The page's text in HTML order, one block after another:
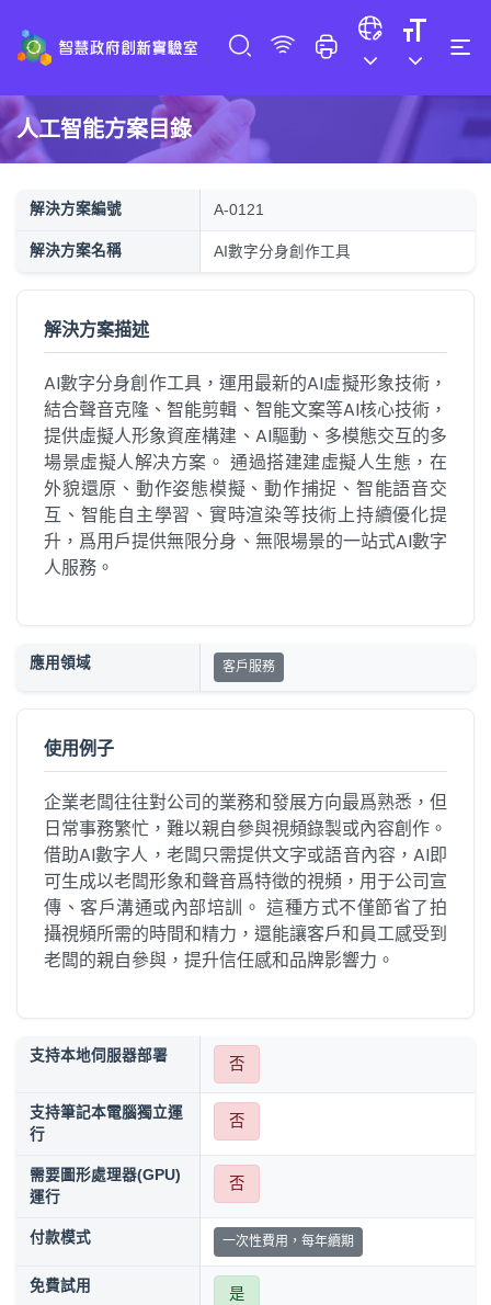
人工智能方案目錄
解決方案編號 A-0121
解決方案名稱 AI數字分身創作工具
解決方案描述
AI數字分身創作工具，運用最新的AI虛擬形象技術，
結合聲音克隆、智能剪輯、智能文案等AI核心技術，
提供虛擬人形象資産構建、AI驅動、多模態交互的多
場景虛擬人解决方案。 通過搭建建虛擬人生態，在
外貌還原、動作姿態模擬、動作捕捉、智能語音交
互、智能自主學習、實時渲染等技術上持續優化提
升，爲用戶提供無限分身、無限場景的一站式AI數字
人服務。
應用領域 客戶服務
使用例子
企業老闆往往對公司的業務和發展方向最爲熟悉，但
日常事務繁忙，難以親自參與視頻錄製或內容創作。
借助AI數字人，老闆只需提供文字或語音內容，AI即
可生成以老闆形象和聲音爲特徵的視頻，用于公司宣
傳、客戶溝通或內部培訓。 這種方式不僅節省了拍
攝視頻所需的時間和精力，還能讓客戶和員工感受到
老闆的親自參與，提升信任感和品牌影響力。
支持本地伺服器部署 否
支持筆記本電腦獨立運
行
否
需要圖形處理器(GPU)
運行
否
付款模式 一次性費用，每年續期
免費試用 是